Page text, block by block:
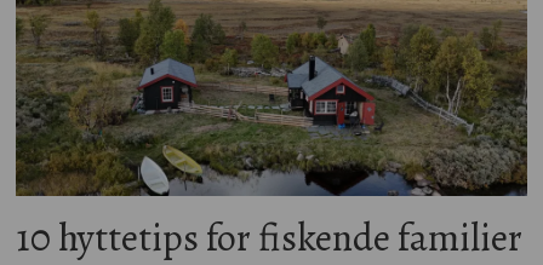
10 hyttetips for fiskende familier